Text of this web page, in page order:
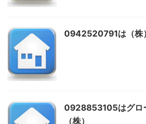
0942520791は（株
0928853105はグロ
（株）